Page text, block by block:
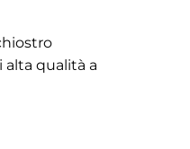
alta qualità a